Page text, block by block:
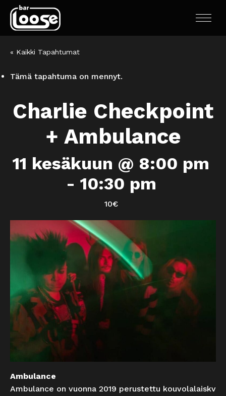
« Kaikki Tapahtumat
Tämä tapahtuma on mennyt.
Charlie Checkpoint
+ Ambulance
11 kesäkuun @ 8:00 pm
- 10:30 pm
10€
Ambulance
Ambulance on vuonna 2019 perustettu